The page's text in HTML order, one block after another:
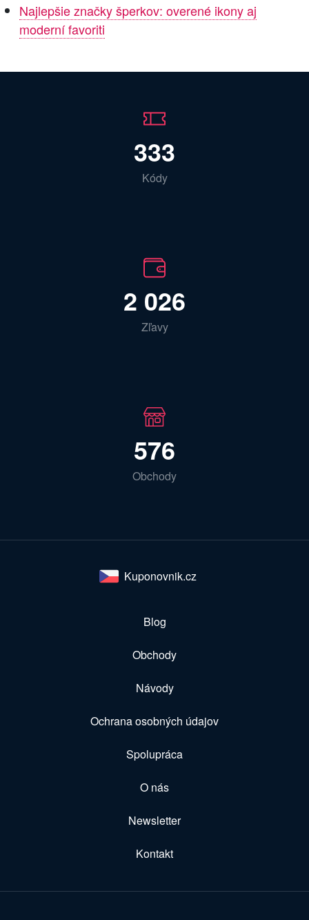
Najlepšie značky šperkov: overené ikony aj
moderní favoriti
333
Kódy
2 026
Zľavy
576
Obchody
Kuponovnik.cz
Blog
Obchody
Návody
Ochrana osobných údajov
Spolupráca
O nás
Newsletter
Kontakt